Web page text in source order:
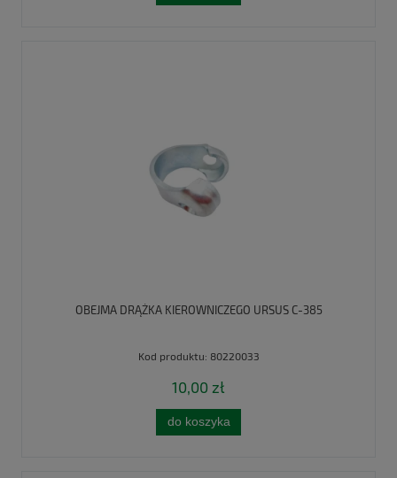
OBEJMA DRĄŻKA KIEROWNICZEGO URSUS C-385
Kod produktu: 80220033
10,00 zł
do koszyka